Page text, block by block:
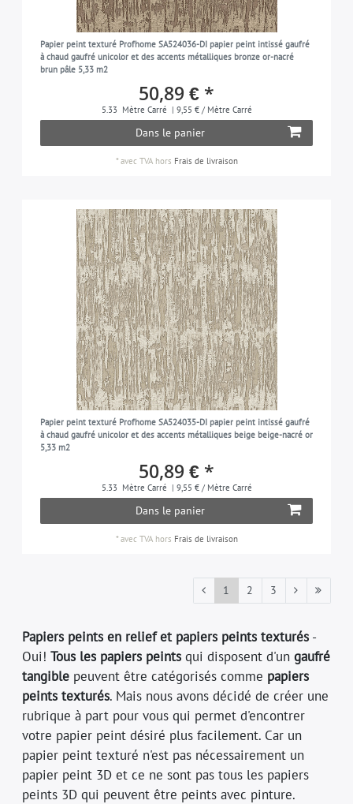
Papier peint texturé Profhome SA524036-DI papier peint intissé gaufré
à chaud gaufré unicolor et des accents métalliques bronze or-nacré
brun pâle 5,33 m2
50,89 € *
5.33 Mètre Carré | 9,55 € / Mètre Carré
Dans le panier
*avec TVAhors Frais de livraison
Papier peint texturé Profhome SA524035-DI papier peint intissé gaufré
à chaud gaufré unicolor et des accents métalliques beige beige-nacré or
5,33 m2
50,89 € *
5.33 Mètre Carré | 9,55 € / Mètre Carré
Dans le panier
*avec TVAhors Frais de livraison
1 2 3
Papiers peints en relief et papiers peints texturés -
Oui!Tous les papiers peints qui disposent d'ungaufré
tangible peuvent être catégorisés comme papiers
peints texturés. Mais nous avons décidé de créer une
rubrique à part pour vous qui permet d'encontrer
votre papier peint désiré plus facilement. Car un
papier peint texturé n'est pas nécessairement un
papier peint 3D et ce ne sont pas tous les papiers
peints 3D qui peuvent être peints avec pinture.